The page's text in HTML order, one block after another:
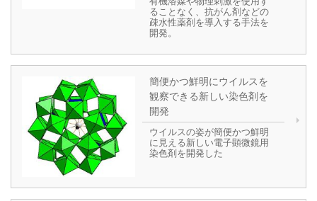
ることなく、抗がん剤などの
疎水性薬剤を導入する手法を
開発。
簡便かつ鮮明にウイルスを
観察できる新しい染色剤を
開発
ウイルスの姿が簡便かつ鮮明
に見える新しい電子顕微鏡用
染色剤を開発した